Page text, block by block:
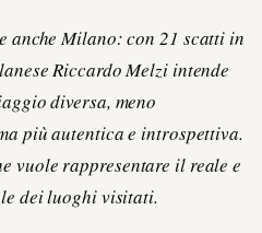
anche Milano: con 21 scatti in
Riccardo Melzi intende
diversa, meno
più autentica e introspettiva.
vuole rappresentare il reale e
dei luoghi visitati.